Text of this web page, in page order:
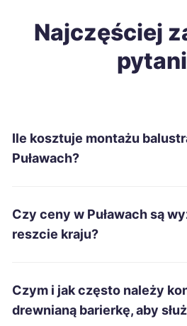
Zamość TWÓJ REGION
Kwidzyn
Jarosław
Tomaszów Mazowiecki
Najczęściej
Ile kosztuje montażu
Puławach?
Czy ceny w Puławach są
reszcie kraju?
Czym i jak często należy
drewnianą barierkę, aby